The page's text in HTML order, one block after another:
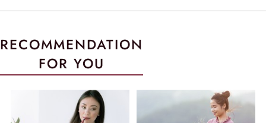
RECOMMENDATION
FOR YOU